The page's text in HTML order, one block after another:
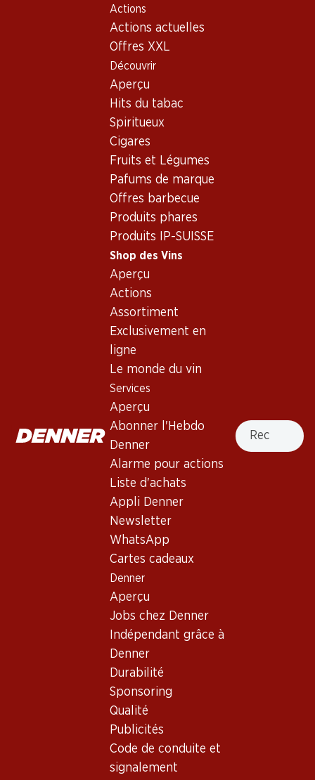
Actions
Actions actuelles
Offres XXL
Découvrir
Aperçu
Hits du tabac
Spiritueux
Cigares
Fruits et Légumes
Pafums de marque
Offres barbecue
Produits phares
Produits IP-SUISSE
Shop des Vins
Aperçu
Actions
Assortiment
Exclusivement en
ligne
Le monde du vin
Services
Aperçu
Abonner l'Hebdo
Denner
Alarme pour actions
Liste d'achats
Appli Denner
Newsletter
WhatsApp
Cartes cadeaux
Denner
Aperçu
Jobs chez Denner
Indépendant grâce à
Denner
Durabilité
Sponsoring
Qualité
Publicités
Code de conduite et
signalement
Recherche
Shop des Vins
France
Bordeaux
Le Haut-Médoc Lascombes Haut-Médoc AOP 75
Recto
Le Haut-Médoc Lascombes
Haut-Médoc AOP 75
Bordeaux
France, Bordeaux, 2018, 75 cl
Non livrable
Bon à savoir
Température de dégustation
Empreinte carbone